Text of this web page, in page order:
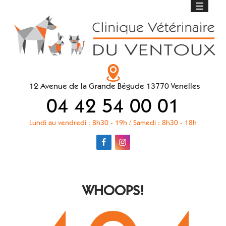
12 Avenue de la Grande Bégude 13770 Venelles
04 42 54 00 01
Lundi au vendredi : 8h30 - 19h / Samedi : 8h30 - 18h
WHOOPS!